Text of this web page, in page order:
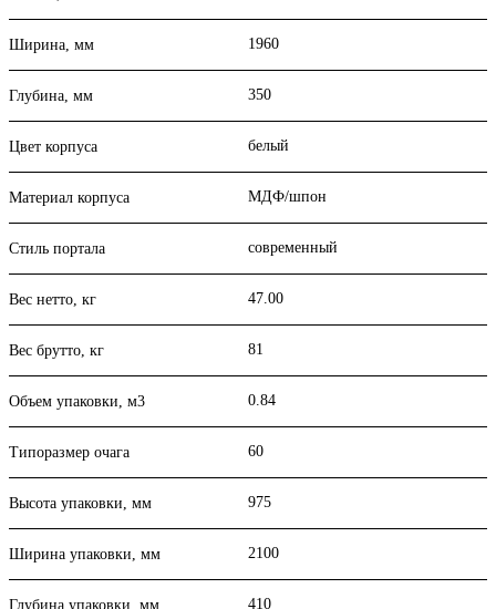
Ширина, мм 1960
Глубина, мм 350
Цвет корпуса белый
Материал корпуса МДФ/шпон
Стиль портала современный
Вес нетто, кг 47.00
Вес брутто, кг 81
Объем упаковки, м3 0.84
Типоразмер очага 60
Высота упаковки, мм 975
Ширина упаковки, мм 2100
Глубина упаковки, мм 410